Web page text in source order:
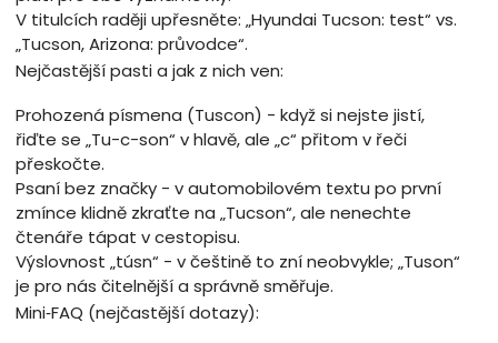
V titulcích raději upřesněte: „Hyundai Tucson: test“ vs.
„Tucson, Arizona: průvodce“.
Nejčastější pasti a jak z nich ven:
Prohozená písmena (Tuscon) - když si nejste jistí,
řiďte se „Tu-c-son“ v hlavě, ale „c“ přitom v řeči
přeskočte.
Psaní bez značky - v automobilovém textu po první
zmínce klidně zkraťte na „Tucson“, ale nenechte
čtenáře tápat v cestopisu.
Výslovnost „túsn“ - v češtině to zní neobvykle; „Tuson“
je pro nás čitelnější a správně směřuje.
Mini‑FAQ (nejčastější dotazy):